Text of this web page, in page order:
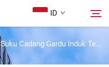
ID
Suku Cadang Gardu Induk Tegangan Tinggi